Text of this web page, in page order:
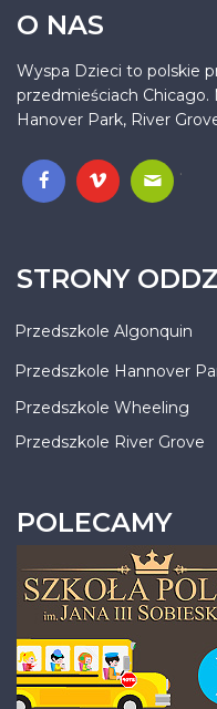
O NAS
Wyspa Dzieci to polskie
przedmieściach Chicago.
Hanover Park, River
.
STRONY
Przedszkole Algonquin
Przedszkole Hannover
Przedszkole Wheeling
Przedszkole River Grove
POLECAMY